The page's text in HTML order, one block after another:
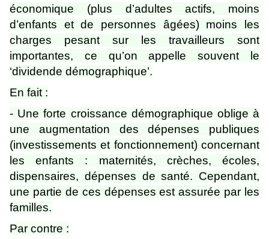
économique (plus d’adultes actifs, moins
d’enfants et de personnes âgées) moins les
charges pesant sur les travailleurs sont
importantes, ce qu’on appelle souvent le
‘dividende démographique’.
En fait :
- Une forte croissance démographique oblige à
une augmentation des dépenses publiques
(investissements et fonctionnement) concernant
les enfants : maternités, crèches, écoles,
dispensaires, dépenses de santé. Cependant,
une partie de ces dépenses est assurée par les
familles.
Par contre :